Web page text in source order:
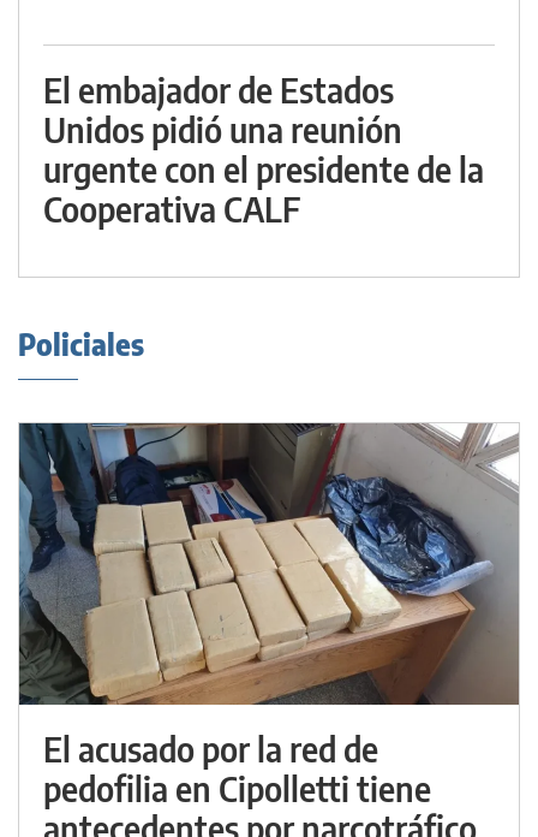
El embajador de Estados
Unidos pidió una reunión
urgente con el presidente de la
Cooperativa CALF
Policiales
El acusado por la red de
pedofilia en Cipolletti tiene
antecedentes por narcotráfico